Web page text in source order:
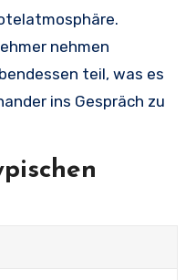
nehmen
teil, was es
ins Gespräch zu